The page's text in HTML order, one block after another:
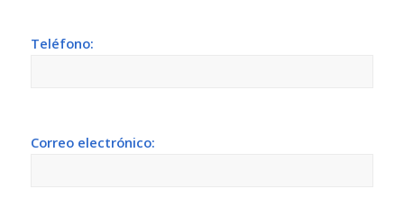
Teléfono:
Correo electrónico: